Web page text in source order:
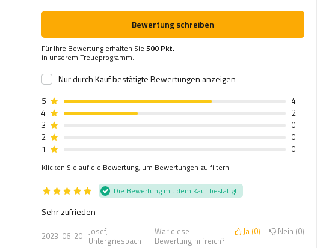
Bewertung schreiben
Für Ihre Bewertung erhalten Sie500 Pkt.
in unserem Treueprogramm.
Nur durch Kauf bestätigte Bewertungen anzeigen
5
4
4
2
3
0
2
0
1
0
Klicken Sie auf die Bewertung, um Bewertungen zu filtern
Die Bewertung mit dem Kauf bestätigt
Sehr zufrieden
2023-06-20 Josef,
Untergriesbach
War diese
Bewertung hilfreich?
Ja 0 Nein 0